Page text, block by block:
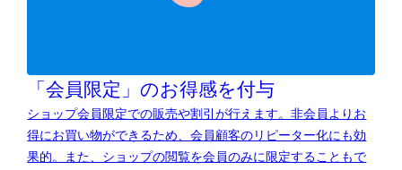
「会員限定」のお得感を付与
ショップ会員限定での販売や割引が行えます。非会員よりお
得にお買い物ができるため、会員顧客のリピーター化にも効
果的。また、ショップの閲覧を会員のみに限定することもで